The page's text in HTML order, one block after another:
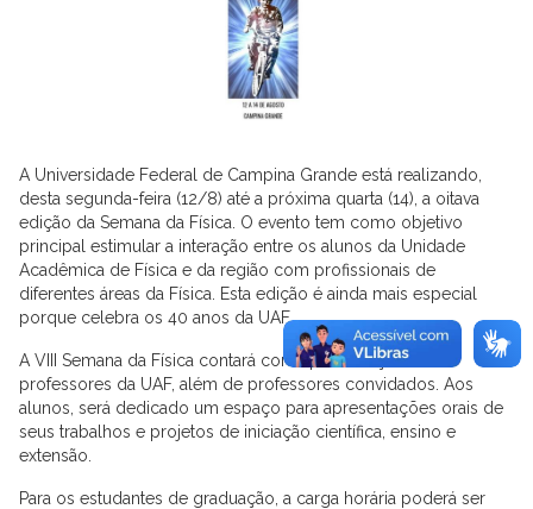
A Universidade Federal de Campina Grande está realizando,
desta segunda-feira (12/8) até a próxima quarta (14), a oitava
edição da Semana da Física. O evento tem como objetivo
principal estimular a interação entre os alunos da Unidade
Acadêmica de Física e da região com profissionais de
diferentes áreas da Física. Esta edição é ainda mais especial
porque celebra os 40 anos da UAF.
A VIII Semana da Física contará com apresentações dos
professores da UAF, além de professores convidados. Aos
alunos, será dedicado um espaço para apresentações orais de
seus trabalhos e projetos de iniciação científica, ensino e
extensão.
Para os estudantes de graduação, a carga horária poderá ser